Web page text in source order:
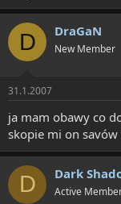
D DraGaN
New Member
31.1.2007
ja mam obawy co
skopie mi on savów
D Dark
Active